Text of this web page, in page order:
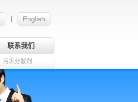
English
联系我们
污垢分散剂